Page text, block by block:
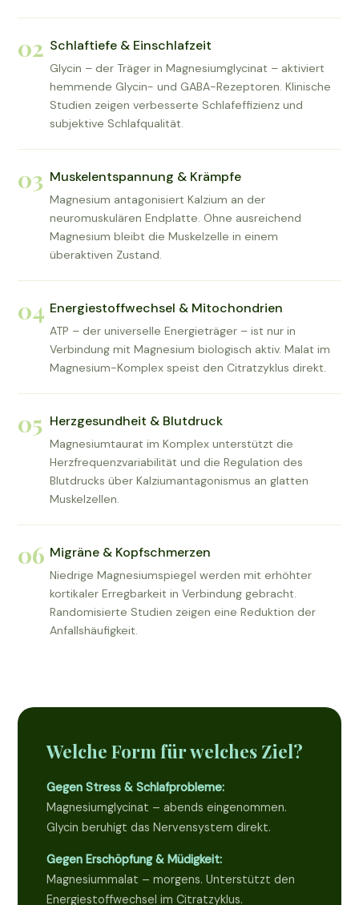
02 Schlaftiefe & Einschlafzeit
Glycin – der Träger in Magnesiumglycinat – aktiviert
hemmende Glycin- und GABA-Rezeptoren. Klinische
Studien zeigen verbesserte Schlafeffizienz und
subjektive Schlafqualität.
03 Muskelentspannung & Krämpfe
Magnesium antagonisiert Kalzium an der
neuromuskulären Endplatte. Ohne ausreichend
Magnesium bleibt die Muskelzelle in einem
überaktiven Zustand.
04 Energiestoffwechsel & Mitochondrien
ATP – der universelle Energieträger – ist nur in
Verbindung mit Magnesium biologisch aktiv. Malat im
Magnesium-Komplex speist den Citratzyklus direkt.
05 Herzgesundheit & Blutdruck
Magnesiumtaurat im Komplex unterstützt die
Herzfrequenzvariabilität und die Regulation des
Blutdrucks über Kalziumantagonismus an glatten
Muskelzellen.
06 Migräne & Kopfschmerzen
Niedrige Magnesiumspiegel werden mit erhöhter
kortikaler Erregbarkeit in Verbindung gebracht.
Randomisierte Studien zeigen eine Reduktion der
Anfallshäufigkeit.
Welche Form für welches Ziel?
Gegen Stress & Schlafprobleme:
Magnesiumglycinat – abends eingenommen.
Glycin beruhigt das Nervensystem direkt.
Gegen Erschöpfung & Müdigkeit:
Magnesiummalat – morgens. Unterstützt den
Energiestoffwechsel im Citratzyklus.